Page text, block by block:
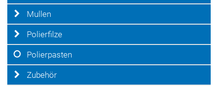
Mullen
Polierfilze
Polierpasten
Zubehör